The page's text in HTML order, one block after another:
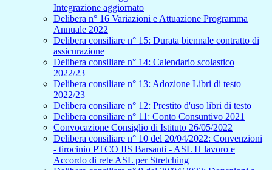
Integrazione aggiornato
Delibera n° 16 Variazioni e Attuazione Programma
Annuale 2022
Delibera consiliare n° 15: Durata biennale contratto di
assicurazione
Delibera consiliare n° 14: Calendario scolastico
2022/23
Delibera consiliare n° 13: Adozione Libri di testo
2022/23
Delibera consiliare n° 12: Prestito d'uso libri di testo
Delibera consiliare n° 11: Conto Consuntivo 2021
Convocazione Consiglio di Istituto 26/05/2022
Delibera consiliare n° 10 del 20/04/2022: Convenzioni
- tirocinio PTCO IIS Barsanti - ASL H lavoro e
Accordo di rete ASL per Stretching